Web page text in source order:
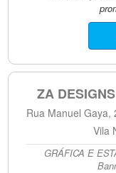
ZA
Rua Manuel Gaya,
Vila
GRÁFICA E